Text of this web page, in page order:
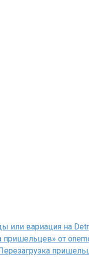
или вариация на
пришельцев» от